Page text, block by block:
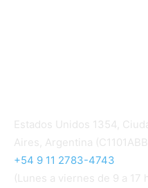
Estados Unidos 1354,
Aires, Argentina (C1101ABB)
+54 9 11 2783-4743
(Lunes a viernes de 9 a 17